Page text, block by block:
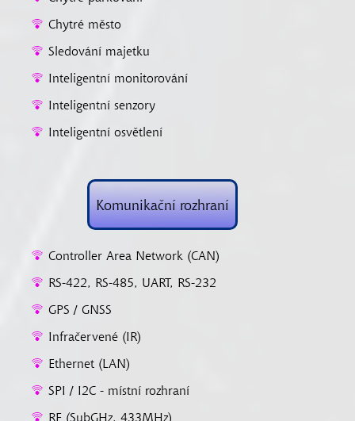
Chytré město
Sledování majetku
Inteligentní monitorování
Inteligentní senzory
Inteligentní osvětlení
Komunikační rozhraní
Controller Area Network (CAN)
RS-422, RS-485, UART, RS-232
GPS / GNSS
Infračervené (IR)
Ethernet (LAN)
SPI / I2C - místní rozhraní
RF (SubGHz, 433MHz)